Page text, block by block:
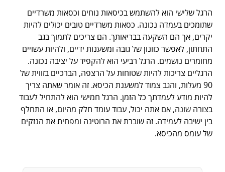
הרגל שלישי הוא להשתמש בכיסאות נוחים וכסאות משרדיים
שתומכים בעמדה נכונה. כסאות משרדיים טובים יכולים להיות
יקרים, אך הם השקעה בבריאותך. הם צריכים לתמוך בגב
התחתון, לאפשר כוונון של גובה ומשענות ידיים, ולהיות עשויים
מחומרים נושמים. הרגל רביעי הוא להקפיד על יציבה נכונה.
הרגליים צריכות להיות שטוחות על הרצפה, הברכיים בזווית של
90 מעלות, והגב צמוד למשענת הכיסא. זה אומר שאתה צריך
להיות מודע לעמדתך כל הזמן. הרגל חמישי הוא להתחיל לעבוד
בצורה שונה, אם אתה יכול, עבוד עומד חלק מהיום, או התחלף
בין ישיבה לעמידה. זה שוברת את הרוטינה ומפחית את הנזקים
של עומס מהכיסא.